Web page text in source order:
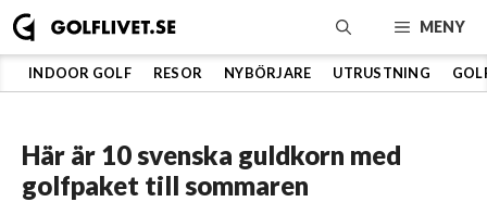
Hoppa
till
innehåll
MENY
INDOOR GOLF RESOR NYBÖRJARE UTRUSTNING
Här är 10 svenska guldkorn med
golfpaket till sommaren